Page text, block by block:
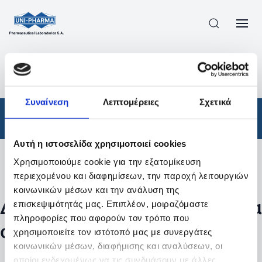
Συναίνεση Λεπτομέρειες Σχετικά
Αυτή η ιστοσελίδα χρησιμοποιεί cookies
Χρησιμοποιούμε cookie για την εξατομίκευση
περιεχομένου και διαφημίσεων, την παροχή λειτουργιών
κοινωνικών μέσων και την ανάλυση της
επισκεψιμότητάς μας. Επιπλέον, μοιραζόμαστε
πληροφορίες που αφορούν τον τρόπο που
χρησιμοποιείτε τον ιστότοπό μας με συνεργάτες
κοινωνικών μέσων, διαφήμισης και αναλύσεων, οι
οποίοι ενδεχομένως να τις συνδυάσουν με άλλες
ΠΡΟΪΟΝΤΑ ΣΥΝΤΑΓΟΓΡΑΦΟΎΜΕΝΑ
/
ΑΠΟΤΕΛΕΣΜΑΤΑ ΑΝΑΖΗΤΗΣΗΣ
Φάρμακα / Συνταγογραφούμενα
Φίλτρα
Δεν βρέθηκαν προϊόντα με τα
συγκεκριμένα φίλτρα